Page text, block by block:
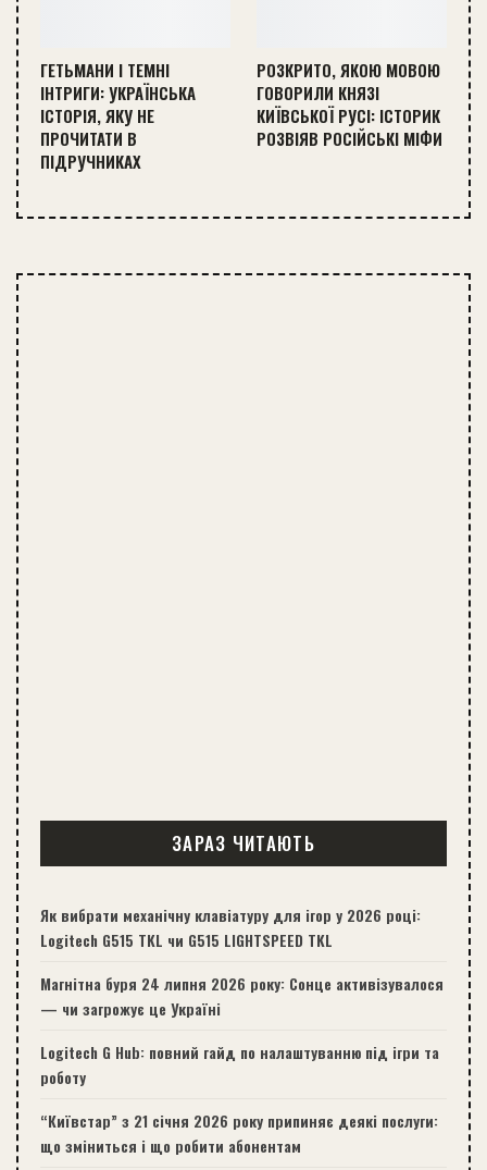
ГЕТЬМАНИ І ТЕМНІ
ІНТРИГИ: УКРАЇНСЬКА
ІСТОРІЯ, ЯКУ НЕ
ПРОЧИТАТИ В
ПІДРУЧНИКАХ
РОЗКРИТО, ЯКОЮ МОВОЮ
ГОВОРИЛИ КНЯЗІ
КИЇВСЬКОЇ РУСІ: ІСТОРИК
РОЗВІЯВ РОСІЙСЬКІ МІФИ
ЗАРАЗ ЧИТАЮТЬ
Як вибрати механічну клавіатуру для ігор у 2026 році:
Logitech G515 TKL чи G515 LIGHTSPEED TKL
Магнітна буря 24 липня 2026 року: Сонце активізувалося
— чи загрожує це Україні
Logitech G Hub: повний гайд по налаштуванню під ігри та
роботу
“Київстар” з 21 січня 2026 року припиняє деякі послуги:
що зміниться і що робити абонентам